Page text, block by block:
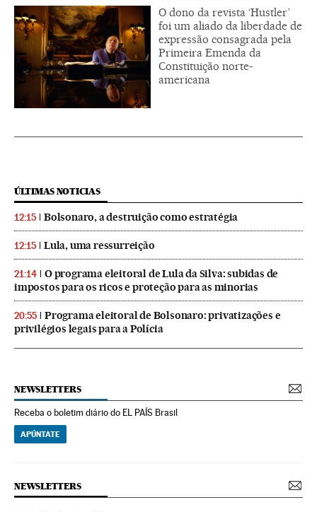
O dono da revista ‘Hustler’
foi um aliado da liberdade de
expressão consagrada pela
Primeira Emenda da
Constituição norte-
americana
ÚLTIMAS NOTICIAS
12:15 Bolsonaro, a destruição como estratégia
12:15 Lula, uma ressurreição
21:14
O programa eleitoral de Lula da Silva: subidas de
impostos para os ricos e proteção para as minorias
20:55
Programa eleitoral de Bolsonaro: privatizações e
privilégios legais para a Polícia
NEWSLETTERS
Receba o boletim diário do EL PAÍS Brasil
APÚNTATE
NEWSLETTERS